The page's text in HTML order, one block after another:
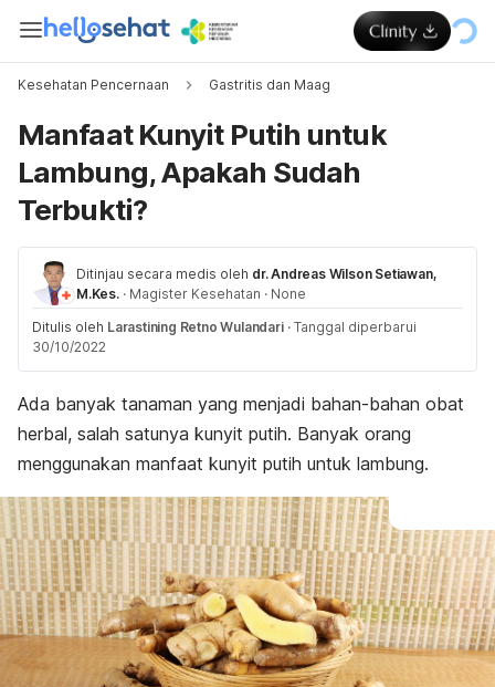
Kesehatan Pencernaan Gastritis dan Maag
Manfaat Kunyit Putih untuk
Lambung, Apakah Sudah
Terbukti?
Ditinjau secara medis oleh dr. Andreas Wilson Setiawan,
M.Kes. · Magister Kesehatan · None
Ditulis oleh Larastining Retno Wulandari · Tanggal diperbarui
30/10/2022
Ada banyak tanaman yang menjadi bahan-bahan obat
herbal, salah satunya kunyit putih. Banyak orang
menggunakan manfaat kunyit putih untuk lambung.